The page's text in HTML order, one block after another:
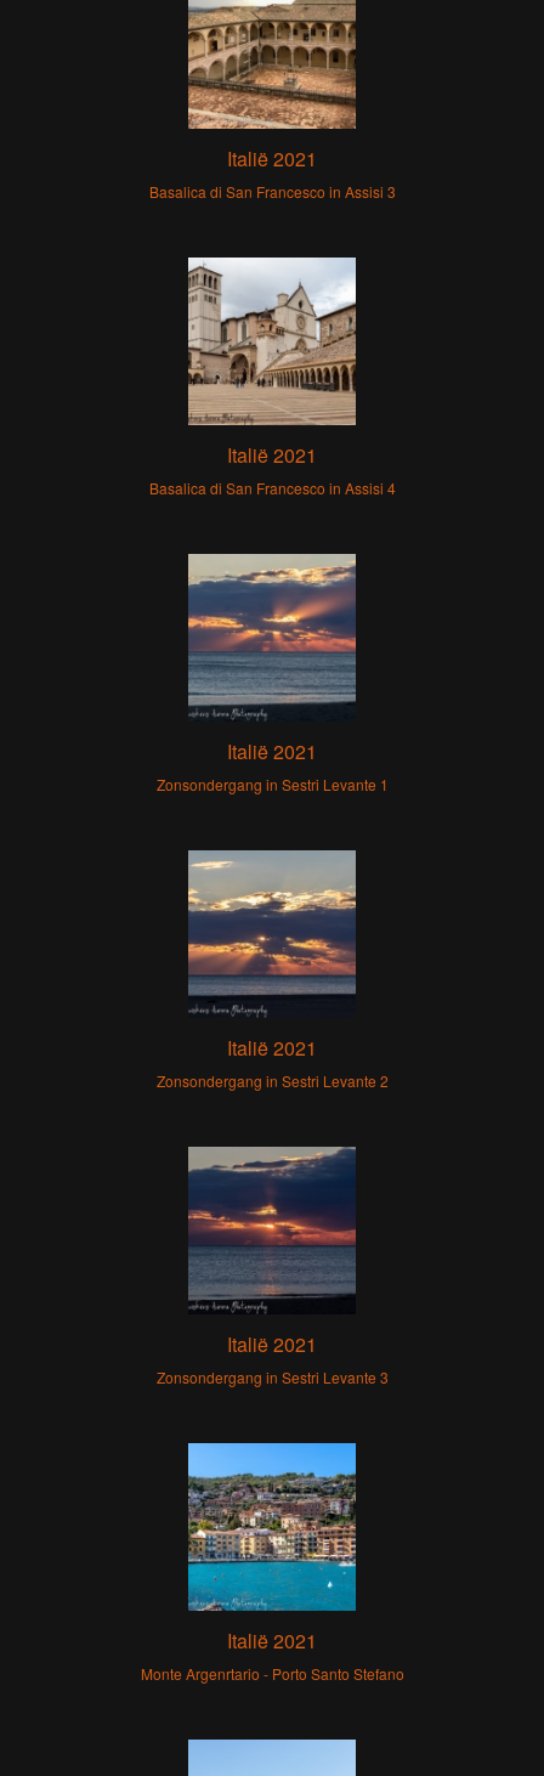
Italië 2021
Basalica di San Francesco in Assisi 3
Italië 2021
Basalica di San Francesco in Assisi 4
Italië 2021
Zonsondergang in Sestri Levante 1
Italië 2021
Zonsondergang in Sestri Levante 2
Italië 2021
Zonsondergang in Sestri Levante 3
Italië 2021
Monte Argenrtario - Porto Santo Stefano